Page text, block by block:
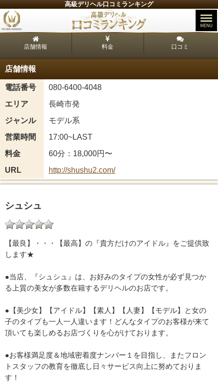
高級デリヘル口コミランキング
店舗情報 料金 口コミ
店舗情報
電話番号
080-6400-4048
エリア
長崎市発
ジャンル
モデル系
営業時間
17:00~LAST
料金
60分：18,000円〜
URL
http://shushu2.com/
シュシュ
【最良】・・・【最高】の『貴方だけのアイドル』をご提供致
します★
●当店、『シュシュ』は、お好みのタイプの女性が必ず見つか
る上質の美女が多数在籍するデリヘルのお店です。
●【美少女】【アイドル】【素人】【人妻】【モデル】と女の
子のタイプも一人一人違います！どんなタイプのお客様が来て
頂いても楽しめるお店づくりを心がけております。
●お客様満足度＆地域密着度ナンバー１を目指し、またフロン
トスタッフの教育を徹底し日々サービス向上に努めておりま
す！